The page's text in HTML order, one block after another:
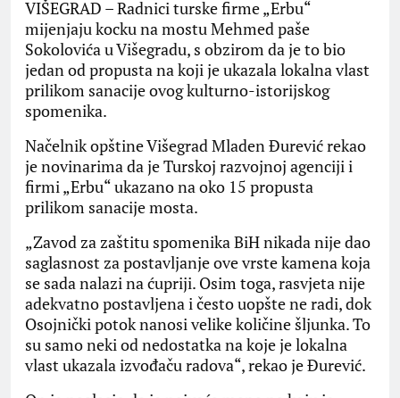
VIŠEGRAD – Radnici turske firme „Erbu“
mijenjaju kocku na mostu Mehmed paše
Sokolovića u Višegradu, s obzirom da je to bio
jedan od propusta na koji je ukazala lokalna vlast
prilikom sanacije ovog kulturno-istorijskog
spomenika.
Načelnik opštine Višegrad Mladen Đurević rekao
je novinarima da je Turskoj razvojnoj agenciji i
firmi „Erbu“ ukazano na oko 15 propusta
prilikom sanacije mosta.
„Zavod za zaštitu spomenika BiH nikada nije dao
saglasnost za postavljanje ove vrste kamena koja
se sada nalazi na ćupriji. Osim toga, rasvjeta nije
adekvatno postavljena i često uopšte ne radi, dok
Osojnički potok nanosi velike količine šljunka. To
su samo neki od nedostatka na koje je lokalna
vlast ukazala izvođaču radova“, rekao je Đurević.